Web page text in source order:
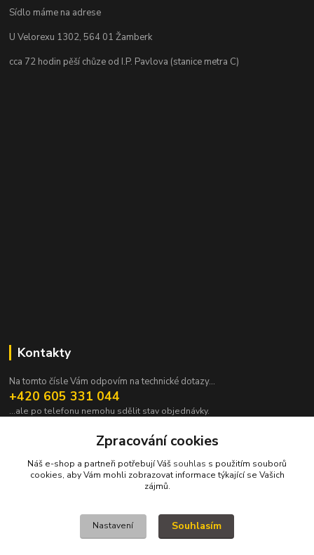
Sídlo máme na adrese
U Velorexu 1302, 564 01 Žamberk
cca 72 hodin pěší chůze od I.P. Pavlova (stanice metra C)
Kontakty
Na tomto čísle Vám odpovím na technické dotazy...
+420 605 331 044
...ale po telefonu nemohu sdělit stav objednávky.
pavek@janpavek.com
VŠECHNY VÝROBKY V TOMTO ESHOPU JSOU VYRÁBĚNY NA ZAKÁZKU a
Zpracování cookies
Náš e-shop a partneři potřebují Váš souhlas s použitím souborů
cookies, aby Vám mohli zobrazovat informace týkající se Vašich
zájmů.
Nastavení Souhlasím